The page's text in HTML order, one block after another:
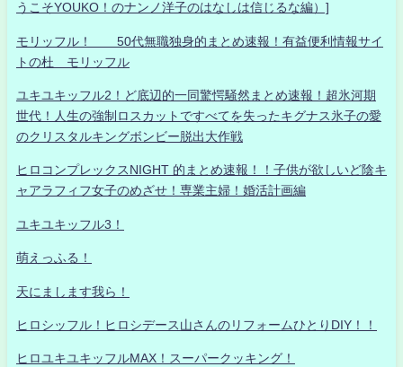
うこそYOUKO！のナンノ洋子のはなしは信じるな編）]
モリッフル！ 50代無職独身的まとめ速報！有益便利情報サイ
トの杜 モリッフル
ユキユキッフル2！ど底辺的一同驚愕騒然まとめ速報！超氷河期
世代！人生の強制ロスカットですべてを失ったキグナス氷子の愛
のクリスタルキングボンビー脱出大作戦
ヒロコンプレックスNIGHT 的まとめ速報！！子供が欲しいど陰キ
ャアラフィフ女子のめざせ！専業主婦！婚活計画編
ユキユキッフル3！
萌えっふる！
天にまします我ら！
ヒロシッフル！ヒロシデース山さんのリフォームひとりDIY！！
ヒロユキユキッフルMAX！スーパークッキング！